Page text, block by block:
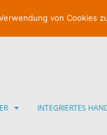
INTEGRIERTES
von Cookies